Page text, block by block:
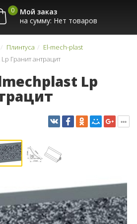
0
Мой заказ
на сумму:
Плинтуса
El-mech-plast
Гранит антрацит
Lp